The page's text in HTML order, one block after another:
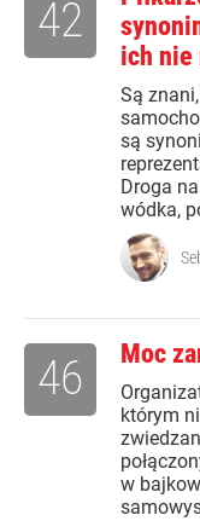
ich nie
Są
są
Droga
wódka,
42
Moc
którym
w
46